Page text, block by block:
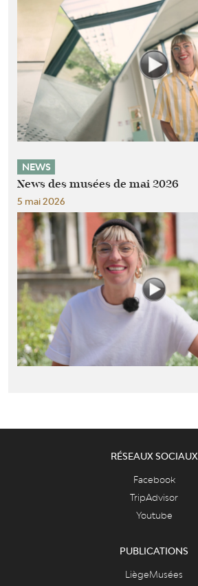
NEWS
News des musées de mai 2026
5 mai 2026
RÉSEAUX SOCIAUX
Facebook
TripAdvisor
Youtube
PUBLICATIONS
LiègeMusées